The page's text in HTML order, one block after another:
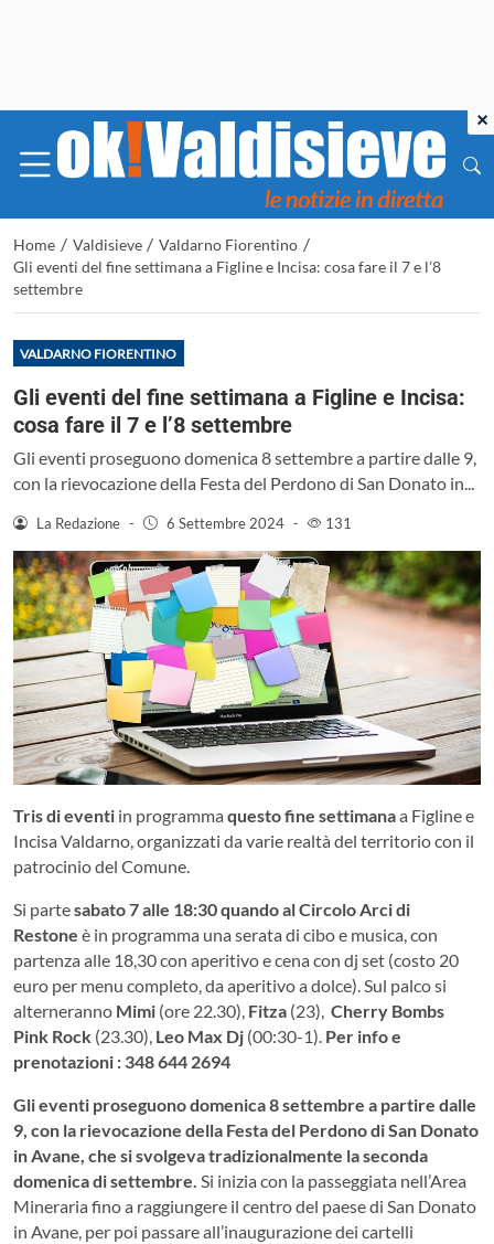
Home / Valdisieve / Valdarno Fiorentino /
Gli eventi del fine settimana a Figline e Incisa: cosa fare il 7 e l’8
settembre
VALDARNO FIORENTINO
Gli eventi del fine settimana a Figline e Incisa:
cosa fare il 7 e l’8 settembre
Gli eventi proseguono domenica 8 settembre a partire dalle 9,
con la rievocazione della Festa del Perdono di San Donato in...
La Redazione - 6 Settembre 2024 - 131
Tris di eventi in programma questo fine settimanaa Figline e
Incisa Valdarno, organizzati da varie realtà del territorio con il
patrocinio del Comune.
Si partesabato 7 alle 18:30 quando al Circolo Arci di
Restone è in programma una serata di cibo e musica, con
partenza alle 18,30 con aperitivo e cena con dj set (costo 20
euro per menu completo, da aperitivo a dolce). Sul palco si
alterneranno Mimi (ore 22.30), Fitza (23), Cherry Bombs
Pink Rock (23.30), Leo Max Dj (00:30-1). Per info e
prenotazioni : 348 644 2694
Gli eventi proseguono domenica 8 settembre a partire dalle
9, con la rievocazione della Festa del Perdono di San Donato
in Avane, che si svolgeva tradizionalmente la seconda
domenica di settembre. Si inizia con la passeggiata nell’Area
Mineraria fino a raggiungere il centro del paese di San Donato
in Avane, per poi passare all’inaugurazione dei cartelli
×